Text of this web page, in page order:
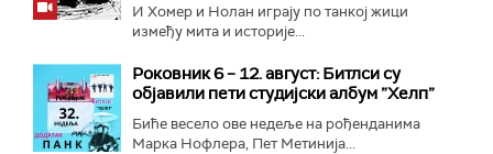
И Хомер и Нолан играју по танкој жици
између мита и историје...
Роковник 6 – 12. август: Битлси су
објавили пети студијски албум ”Хелп”
Биће весело ове недеље на рођенданима
Марка Нофлера, Пет Метинија...